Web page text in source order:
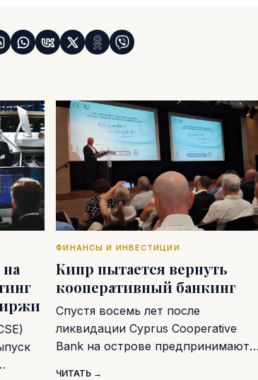
ФИНАНСЫ И ИНВЕСТИЦИИ
Кипр пытается вернуть
кооперативный банкинг
Спустя восемь лет после
ликвидации Cyprus Cooperative
Bank на острове предпринимают…
ЧИТАТЬ →